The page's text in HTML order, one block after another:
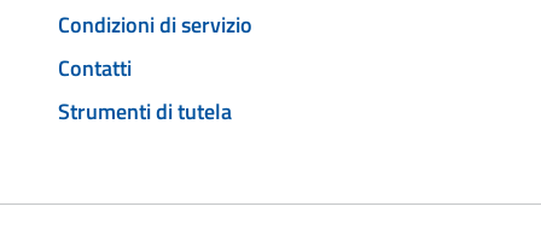
Condizioni di servizio
Contatti
Strumenti di tutela